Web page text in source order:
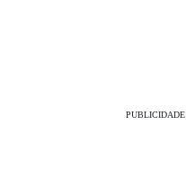
PUBLICIDADE